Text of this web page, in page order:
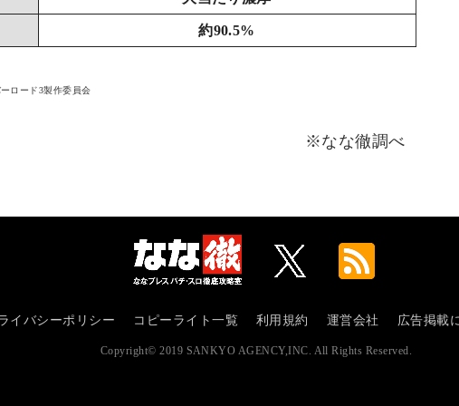
約90.5%
ロード3製作委員会
※なな徹調べ
イバシーポリシー コピーライト一覧 利用規約 運営会社 広告掲載
Copyright© 2019 SANKYO AGENCY,INC. All Rights Reserved.